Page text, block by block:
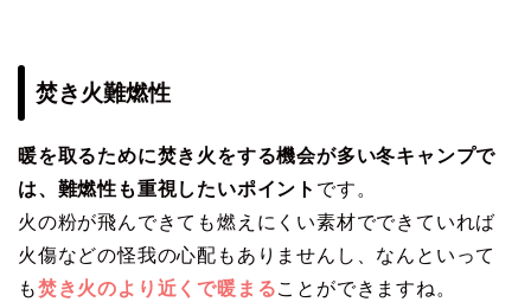
焚き火難燃性
暖を取るために焚き火をする機会が多い冬キャンプで
は、難燃性も重視したいポイント です。
火の粉が飛んできても燃えにくい素材でできていれば
火傷などの怪我の心配もありませんし、なんといって
も焚き火のより近くで暖まることができますね。